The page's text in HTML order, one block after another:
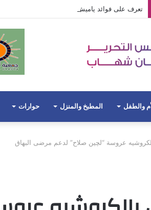
تعرف على فوائد ياميش رمضان
والطفل المطبخ والمنزل حوارات
عروسة “لچين صلاح” لدعم مرضى البهاق